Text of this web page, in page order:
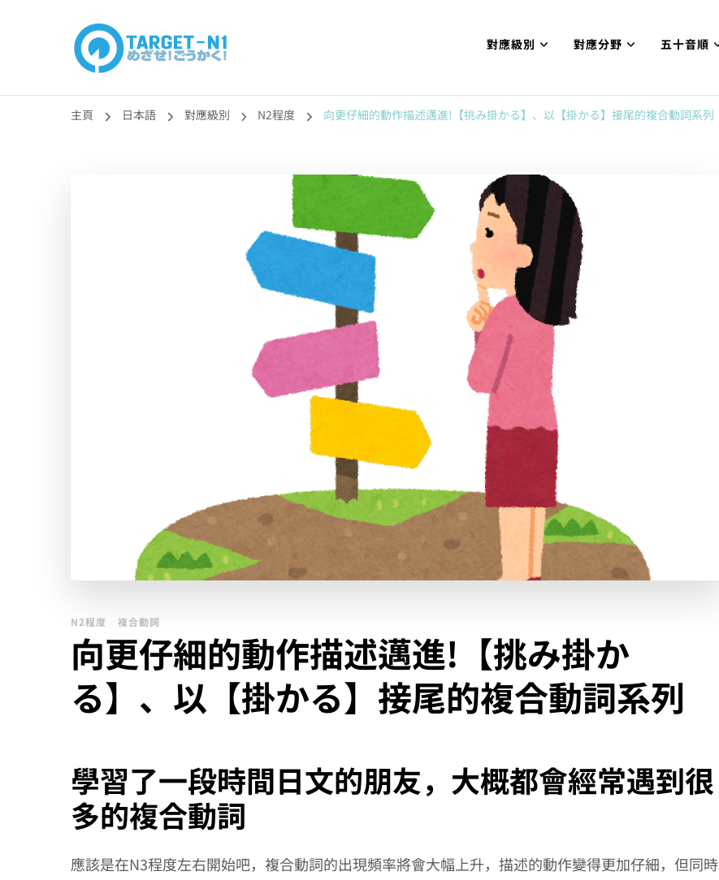
目標!!日本語能力試N1合格
對應級別 對應分野 五十音順
主頁 日本語 對應級別 N2程度 向更仔細的動作描述邁進!【挑み掛かる】、以【掛かる】接尾的複合動詞系列
N2程度 複合動詞
向更仔細的動作描述邁進!【挑み掛か
る】、以【掛かる】接尾的複合動詞系列
學習了一段時間日文的朋友，大概都會經常遇到很
多的複合動詞
應該是在N3程度左右開始吧，複合動詞的出現頻率將會大幅上升，描述的動作變得更加仔細，但同時